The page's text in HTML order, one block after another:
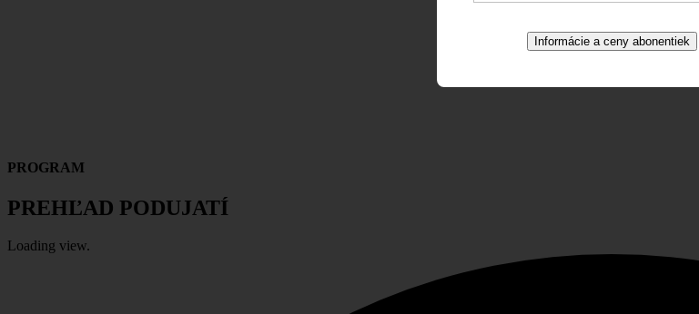
Informácie a ceny abonentiek
PROGRAM
PREHĽAD PODUJATÍ
Loading view.